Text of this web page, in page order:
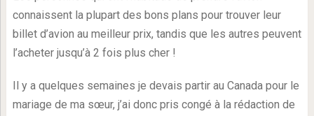
connaissent la plupart des bons plans pour trouver leur
billet d’avion au meilleur prix, tandis que les autres peuvent
l’acheter jusqu’à 2 fois plus cher !
Il y a quelques semaines je devais partir au Canada pour le
mariage de ma sœur, j’ai donc pris congé à la rédaction de